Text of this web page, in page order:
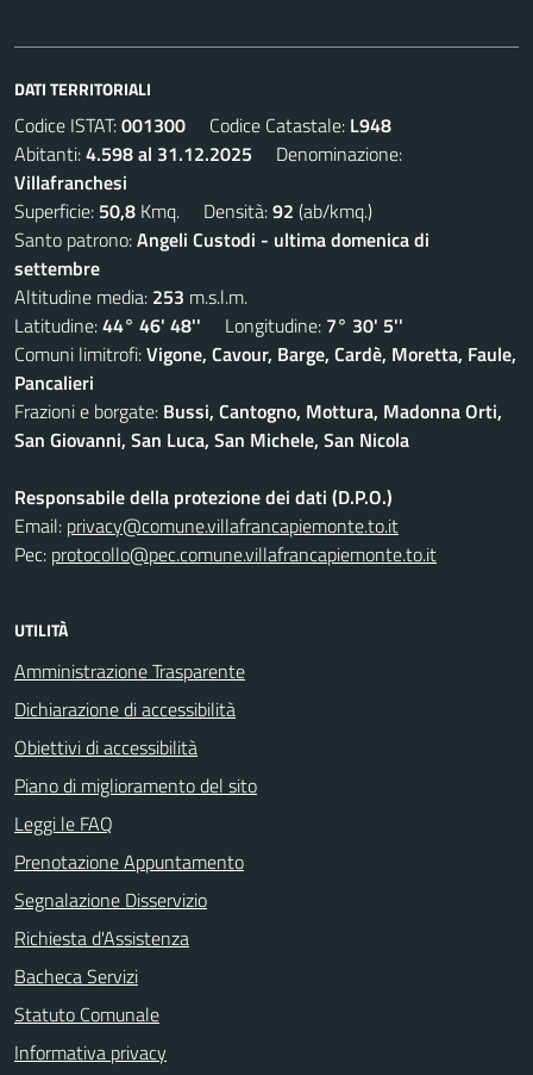
DATI TERRITORIALI
Codice ISTAT:001300 Codice Catastale: L948
Abitanti:4.598 al 31.12.2025 Denominazione:
Villafranchesi
Superficie: 50,8 Kmq. Densità:92 (ab/kmq.)
Santo patrono:Angeli Custodi - ultima domenica di
settembre
Altitudine media: 253 m.s.l.m.
Latitudine:44° 46' 48'' Longitudine: 7° 30' 5''
Comuni limitrofi:Vigone, Cavour, Barge, Cardè, Moretta, Faule,
Pancalieri
Frazioni e borgate: Bussi, Cantogno, Mottura, Madonna Orti,
San Giovanni, San Luca, San Michele, San Nicola
Responsabile della protezione dei dati (D.P.O.)
Email: privacy@comune.villafrancapiemonte.to.it
Pec: protocollo@pec.comune.villafrancapiemonte.to.it
UTILITÀ
Amministrazione Trasparente
Dichiarazione di accessibilità
Obiettivi di accessibilità
Piano di miglioramento del sito
Leggi le FAQ
Prenotazione Appuntamento
Segnalazione Disservizio
Richiesta d'Assistenza
Bacheca Servizi
Statuto Comunale
Informativa privacy